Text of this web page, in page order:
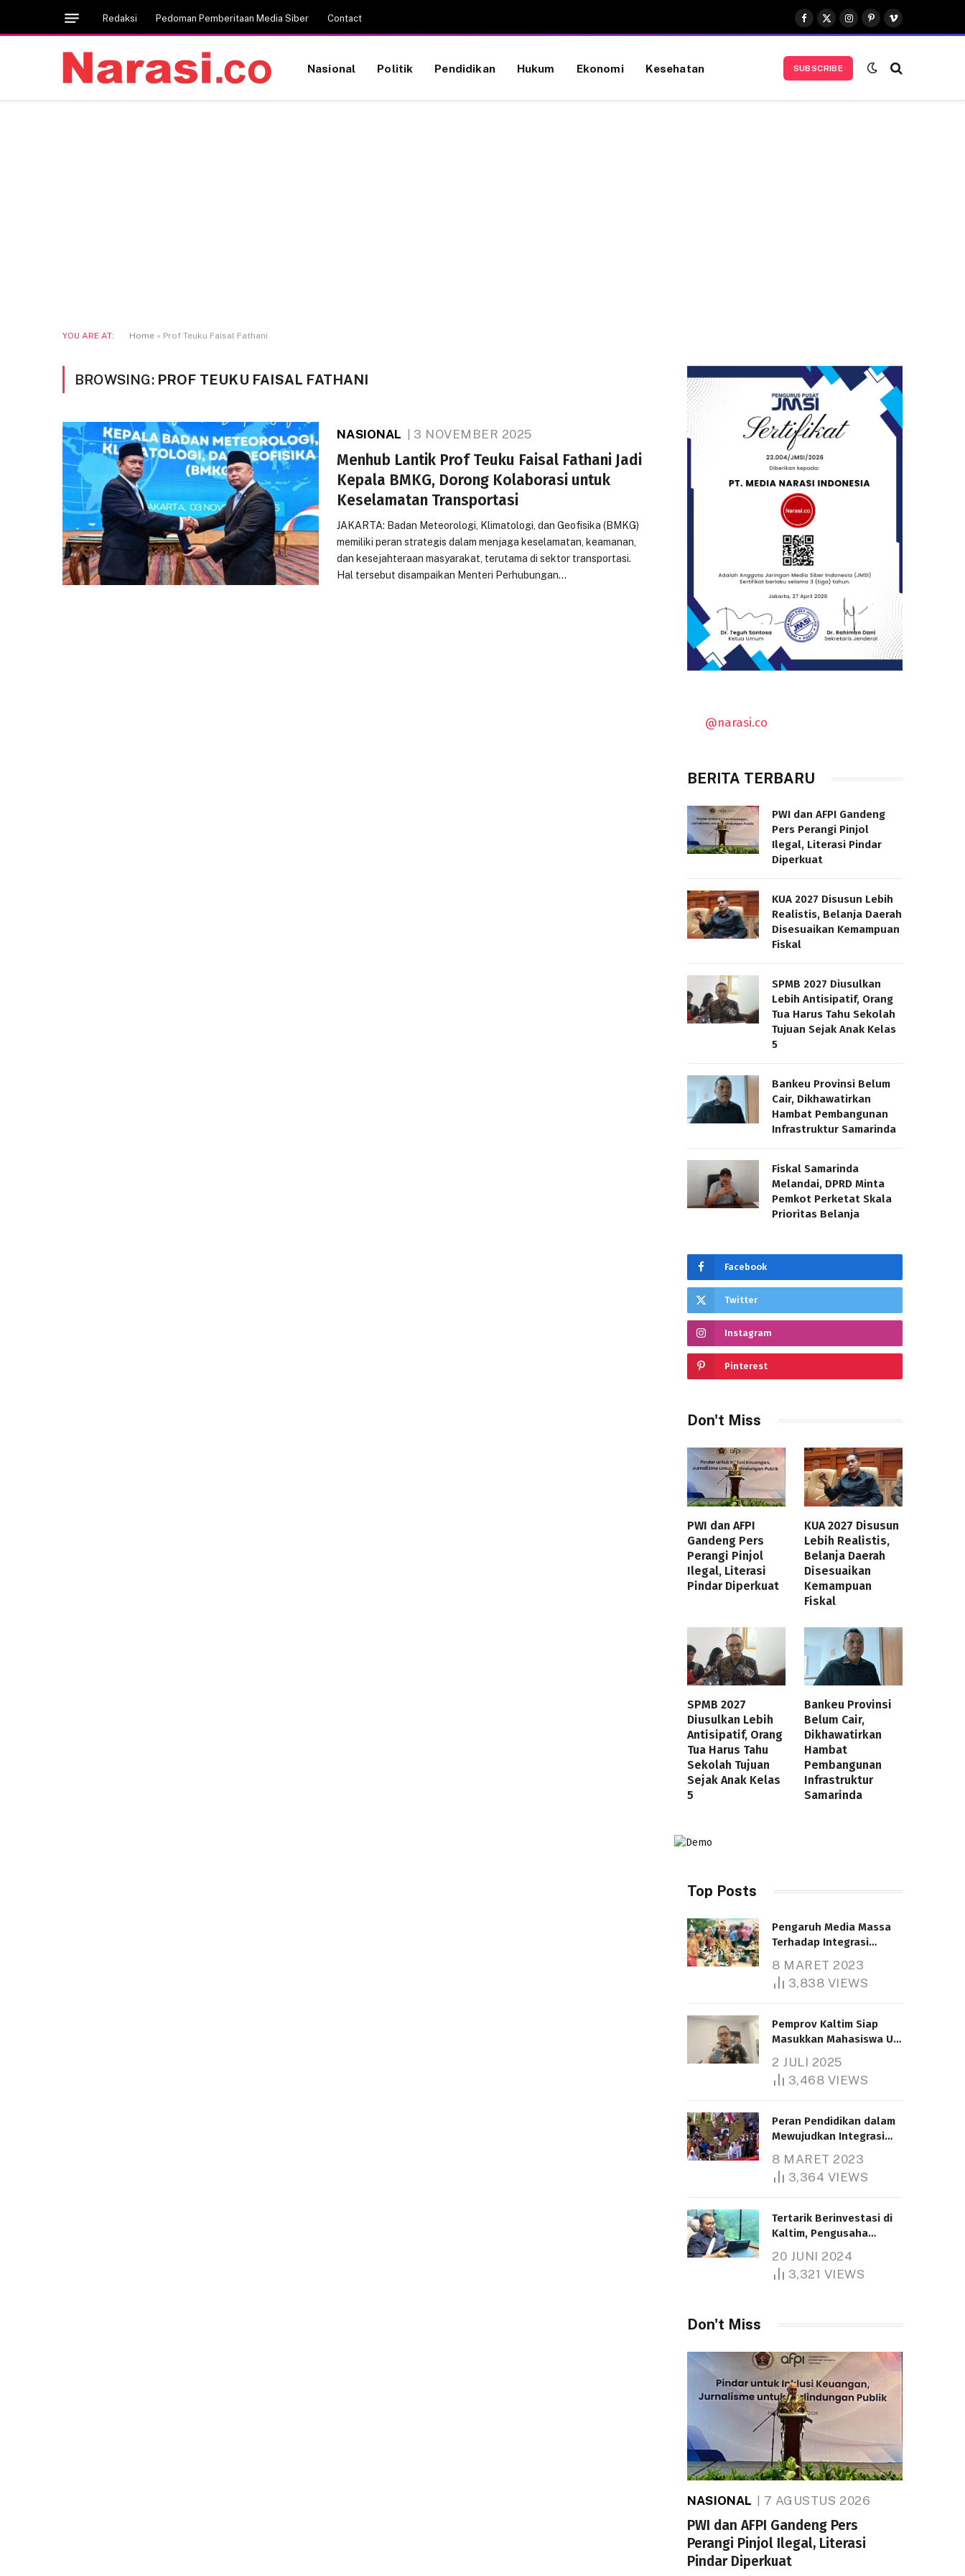
Redaksi Pedoman Pemberitaan Media Siber Contact
Facebook
X
(Twitter)
Instagram
Pinterest
Vimeo
Nasional Politik Pendidikan Hukum Ekonomi Kesehatan SUBSCRIBE
YOU ARE AT: Home » Prof Teuku Faisal Fathani
BROWSING: PROF TEUKU FAISAL FATHANI
NASIONAL 3 NOVEMBER 2025
Menhub Lantik Prof Teuku Faisal Fathani Jadi
Kepala BMKG, Dorong Kolaborasi untuk
Keselamatan Transportasi
JAKARTA: Badan Meteorologi, Klimatologi, dan Geofisika (BMKG)
memiliki peran strategis dalam menjaga keselamatan, keamanan,
dan kesejahteraan masyarakat, terutama di sektor transportasi.
Hal tersebut disampaikan Menteri Perhubungan…
@narasi.co
BERITA TERBARU
PWI dan AFPI Gandeng
Pers Perangi Pinjol
Ilegal, Literasi Pindar
Diperkuat
KUA 2027 Disusun Lebih
Realistis, Belanja Daerah
Disesuaikan Kemampuan
Fiskal
SPMB 2027 Diusulkan
Lebih Antisipatif, Orang
Tua Harus Tahu Sekolah
Tujuan Sejak Anak Kelas
5
Bankeu Provinsi Belum
Cair, Dikhawatirkan
Hambat Pembangunan
Infrastruktur Samarinda
Fiskal Samarinda
Melandai, DPRD Minta
Pemkot Perketat Skala
Prioritas Belanja
Facebook
Twitter
Instagram
Pinterest
Don't Miss
PWI dan AFPI
Gandeng Pers
Perangi Pinjol
Ilegal, Literasi
Pindar Diperkuat
KUA 2027 Disusun
Lebih Realistis,
Belanja Daerah
Disesuaikan
Kemampuan
Fiskal
SPMB 2027
Diusulkan Lebih
Antisipatif, Orang
Tua Harus Tahu
Sekolah Tujuan
Sejak Anak Kelas
5
Bankeu Provinsi
Belum Cair,
Dikhawatirkan
Hambat
Pembangunan
Infrastruktur
Samarinda
Top Posts
Pengaruh Media Massa
Terhadap Integrasi
8 MARET 2023
3,838 VIEWS
Pemprov Kaltim Siap
Masukkan Mahasiswa UT
Bantuan Pendidikan
Gratispol
2 JULI 2025
3,468 VIEWS
Peran Pendidikan dalam
Mewujudkan Integrasi
8 MARET 2023
3,364 VIEWS
Tertarik Berinvestasi di
Kaltim, Pengusaha
1.000 Hektare
20 JUNI 2024
3,321 VIEWS
Don't Miss
NASIONAL 7 AGUSTUS 2026
PWI dan AFPI Gandeng Pers
Perangi Pinjol Ilegal, Literasi
Pindar Diperkuat